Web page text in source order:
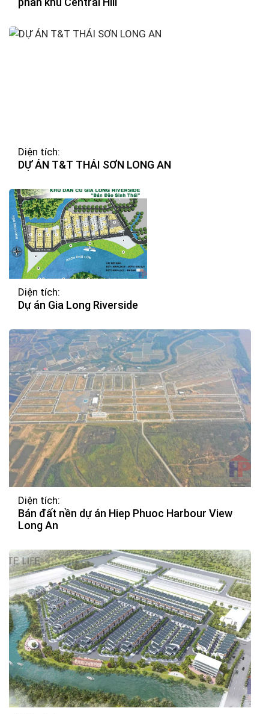
Diện tích:
DỰ ÁN T&T THÁI SƠN LONG AN
Diện tích:
Dự án Gia Long Riverside
Diện tích:
Bán đất nền dự án Hiep Phuoc Harbour View
Long An